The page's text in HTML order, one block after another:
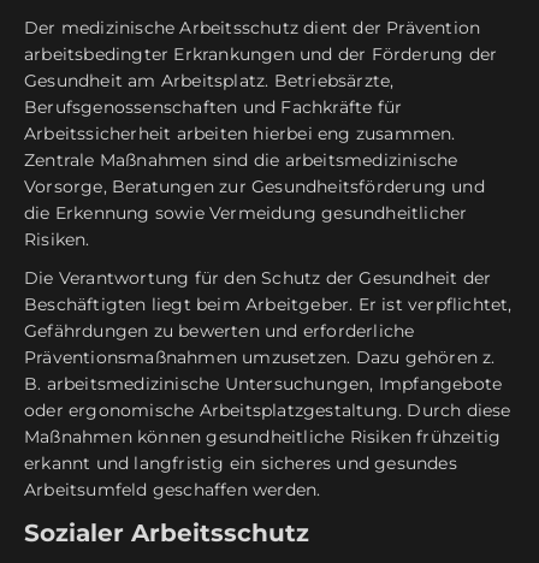
Der medizinische Arbeitsschutz dient der Prävention
arbeitsbedingter Erkrankungen und der Förderung der
Gesundheit am Arbeitsplatz. Betriebsärzte,
Berufsgenossenschaften und Fachkräfte für
Arbeitssicherheit arbeiten hierbei eng zusammen.
Zentrale Maßnahmen sind die arbeitsmedizinische
Vorsorge, Beratungen zur Gesundheitsförderung und
die Erkennung sowie Vermeidung gesundheitlicher
Risiken.
Die Verantwortung für den Schutz der Gesundheit der
Beschäftigten liegt beim Arbeitgeber. Er ist verpflichtet,
Gefährdungen zu bewerten und erforderliche
Präventionsmaßnahmen umzusetzen. Dazu gehören z.
B. arbeitsmedizinische Untersuchungen, Impfangebote
oder ergonomische Arbeitsplatzgestaltung. Durch diese
Maßnahmen können gesundheitliche Risiken frühzeitig
erkannt und langfristig ein sicheres und gesundes
Arbeitsumfeld geschaffen werden.
Sozialer Arbeitsschutz